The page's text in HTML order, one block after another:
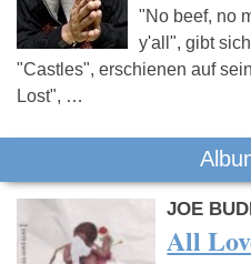
"No beef, no
y'all", gibt
"Castles", erschienen auf
Lost", …
JOE
All